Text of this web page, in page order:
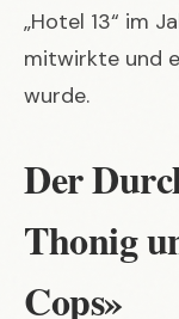
„Hotel 13“ im
mitwirkte und
wurde.
Der
Thonig
Cops»